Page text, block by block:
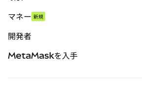
パーペチュアル
RWA
マネー 新規
開発者
MetaMaskを入手